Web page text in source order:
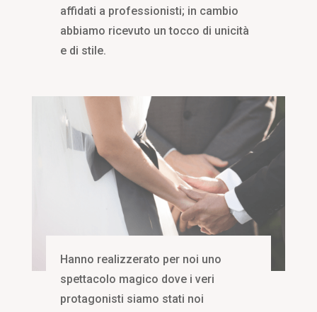
affidati a professionisti; in cambio
abbiamo ricevuto un tocco di unicità
e di stile.
Hanno realizzerato per noi uno
spettacolo magico dove i veri
protagonisti siamo stati noi